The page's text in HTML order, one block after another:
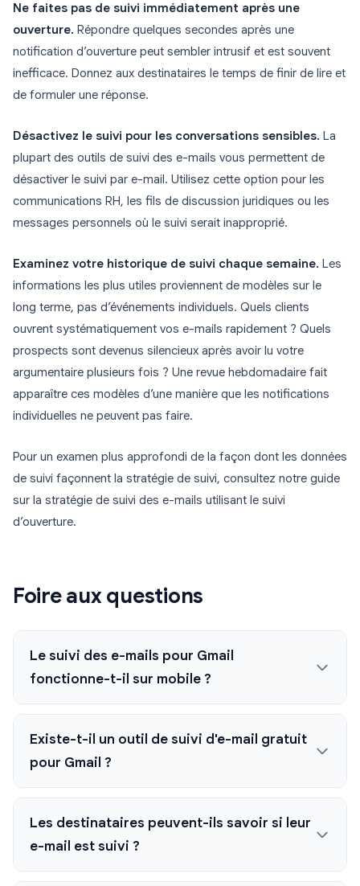
Ne faites pas de suivi immédiatement après une
ouverture. Répondre quelques secondes après une
notification d’ouverture peut sembler intrusif et est souvent
inefficace. Donnez aux destinataires le temps de finir de lire et
de formuler une réponse.
Désactivez le suivi pour les conversations sensibles. La
plupart des outils de suivi des e-mails vous permettent de
désactiver le suivi par e-mail. Utilisez cette option pour les
communications RH, les fils de discussion juridiques ou les
messages personnels où le suivi serait inapproprié.
Examinez votre historique de suivi chaque semaine. Les
informations les plus utiles proviennent de modèles sur le
long terme, pas d’événements individuels. Quels clients
ouvrent systématiquement vos e-mails rapidement ? Quels
prospects sont devenus silencieux après avoir lu votre
argumentaire plusieurs fois ? Une revue hebdomadaire fait
apparaître ces modèles d’une manière que les notifications
individuelles ne peuvent pas faire.
Pour un examen plus approfondi de la façon dont les données
de suivi façonnent la stratégie de suivi, consultez notre guide
sur la stratégie de suivi des e-mails utilisant le suivi
d’ouverture.
Foire aux questions
Le suivi des e-mails pour Gmail
fonctionne-t-il sur mobile ?
Existe-t-il un outil de suivi d'e-mail gratuit
pour Gmail ?
Les destinataires peuvent-ils savoir si leur
e-mail est suivi ?